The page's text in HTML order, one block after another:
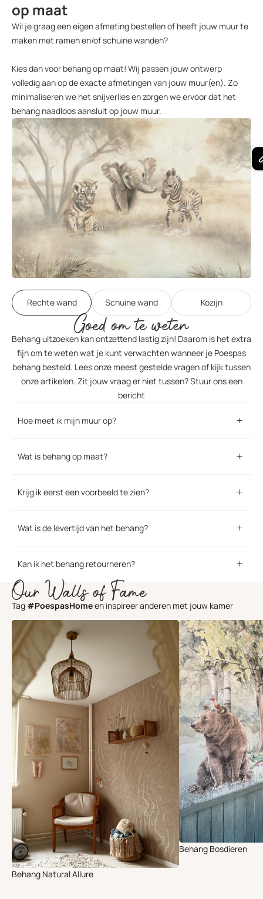
op maat
Wil je graag een eigen afmeting bestellen of heeft jouw muur te
maken met ramen en/of schuine wanden?
Kies dan voor behang op maat! Wij passen jouw ontwerp
volledig aan op de exacte afmetingen van jouw muur(en). Zo
minimaliseren we het snijverlies en zorgen we ervoor dat het
behang naadloos aansluit op jouw muur.
Rechte wand Schuine wand Kozijn
Goed om te weten
Behang uitzoeken kan ontzettend lastig zijn! Daarom is het extra
fijn om te weten wat je kunt verwachten wanneer je Poespas
behang besteld. Lees onze meest gestelde vragen of kijk tussen
onze artikelen. Zit jouw vraag er niet tussen? Stuur ons een
bericht
Hoe meet ik mijn muur op?
Wat is behang op maat?
Krijg ik eerst een voorbeeld te zien?
Wat is de levertijd van het behang?
Kan ik het behang retourneren?
Our Walls of Fame
Tag #PoespasHomeen inspireer anderen met jouw kamer
Behang Natural Allure
Behang Bosdieren